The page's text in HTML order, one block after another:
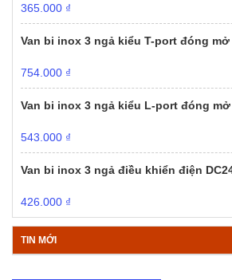
365.000 ₫
Van bi inox 3 ngả kiểu T-port đóng
754.000 ₫
Van bi inox 3 ngả kiểu L-port đóng
543.000 ₫
Van bi inox 3 ngả điều khiển điện
426.000 ₫
TIN MỚI